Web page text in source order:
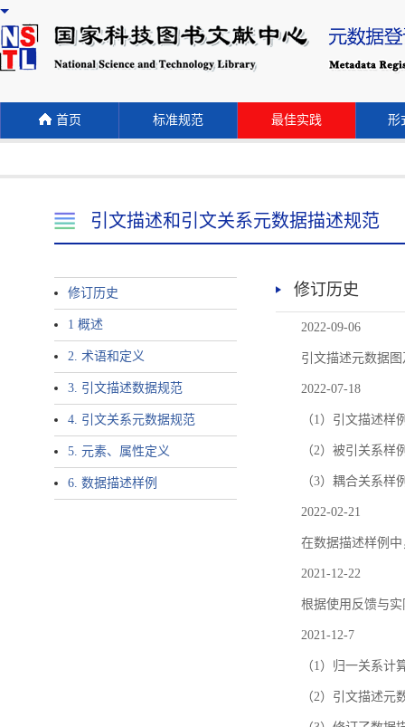
首页 标准规范 最佳实践 形
引文描述和引文关系元数据描述规范
修订历史
1 概述
2. 术语和定义
3. 引文描述数据规范
4. 引文关系元数据规范
5. 元素、属性定义
6. 数据描述样例
修订历史
2022-09-06
引文描述元数据
2022-07-18
（1）引文描述样
（2）被引关系
（3）耦合关系
2022-02-21
在数据描述样例
2021-12-22
根据使用反馈与
2021-12-7
（1）归一关系
（2）引文描述元